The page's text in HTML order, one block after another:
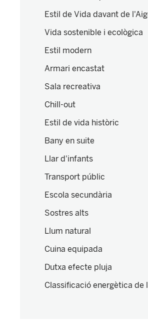
Estil de Vida davant de
Vida sostenible i ecològica
Estil modern
Armari encastat
Sala recreativa
Chill-out
Estil de vida històric
Bany en suite
Llar d'infants
Transport públic
Escola secundària
Sostres alts
Llum natural
Cuina equipada
Dutxa efecte pluja
Classificació energètica de